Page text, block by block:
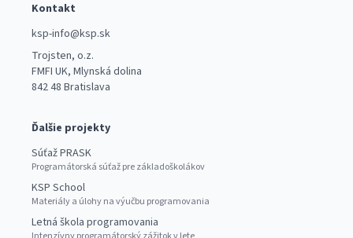
Kontakt
ksp-info@ksp.sk
Trojsten, o.z.
FMFI UK, Mlynská dolina
842 48 Bratislava
Ďalšie projekty
Súťaž PRASK
Programátorská súťaž pre základoškolákov
KSP School
Materiály a úlohy na výučbu programovania
Letná škola programovania